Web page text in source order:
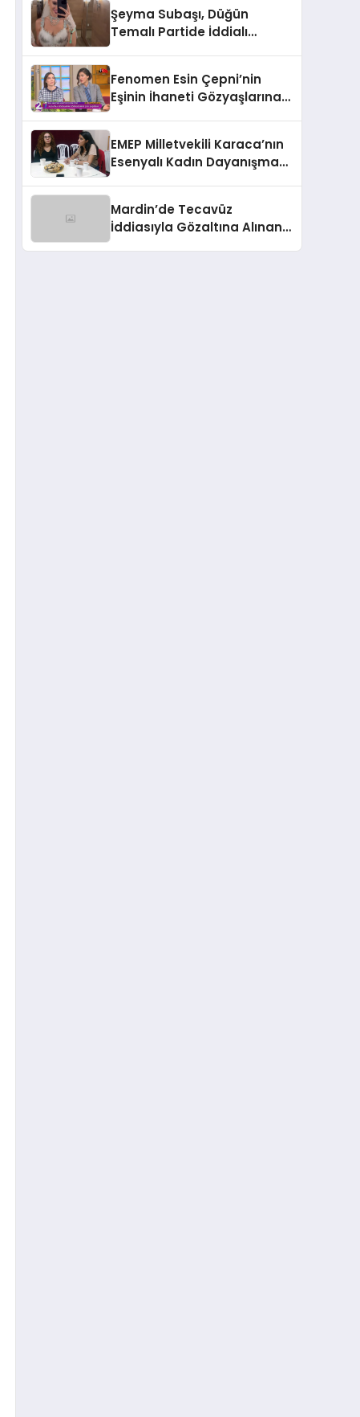
Şeyma Subaşı, Düğün
Temalı Partide İddialı
Fenomen Esin Çepni’nin
Eşinin İhaneti Gözyaşlarına
EMEP Milletvekili Karaca’nın
Esenyalı Kadın Dayanışma
Mardin’de Tecavüz
İddiasıyla Gözaltına Alınan 3